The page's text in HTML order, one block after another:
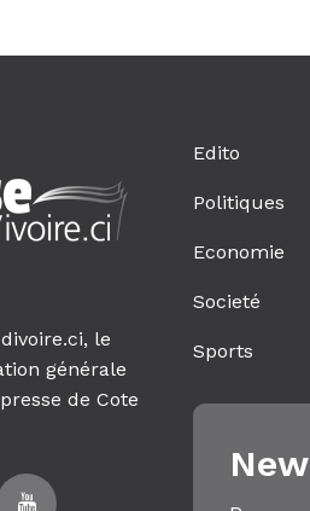
le
générale
de Cote
Edito
Politiques
Economie
Societé
Sports